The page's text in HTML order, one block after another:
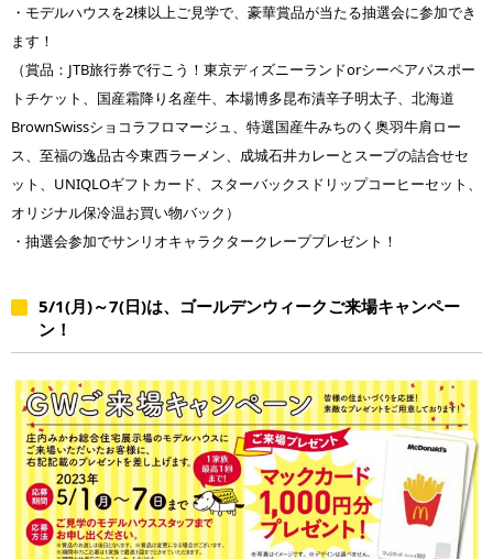
・モデルハウスを2棟以上ご見学で、豪華賞品が当たる抽選会に参加でき
ます！
（賞品：JTB旅行券で行こう！東京ディズニーランドorシーペアパスポー
トチケット、国産霜降り名産牛、本場博多昆布漬辛子明太子、北海道
BrownSwissショコラフロマージュ、特選国産牛みちのく奥羽牛肩ロー
ス、至福の逸品古今東西ラーメン、成城石井カレーとスープの詰合せセ
ット、UNIQLOギフトカード、スターバックスドリップコーヒーセット、
オリジナル保冷温お買い物バック）
・抽選会参加でサンリオキャラクタークレーププレゼント！
5/1(月)～7(日)は、ゴールデンウィークご来場キャンペー
ン！